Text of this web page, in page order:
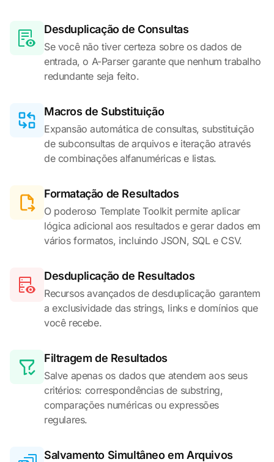
Desduplicação de Consultas
Se você não tiver certeza sobre os dados de
entrada, o A-Parser garante que nenhum trabalho
redundante seja feito.
Macros de Substituição
Expansão automática de consultas, substituição
de subconsultas de arquivos e iteração através
de combinações alfanuméricas e listas.
Formatação de Resultados
O poderoso Template Toolkit permite aplicar
lógica adicional aos resultados e gerar dados em
vários formatos, incluindo JSON, SQL e CSV.
Desduplicação de Resultados
Recursos avançados de desduplicação garantem
a exclusividade das strings, links e domínios que
você recebe.
Filtragem de Resultados
Salve apenas os dados que atendem aos seus
critérios: correspondências de substring,
comparações numéricas ou expressões
regulares.
Salvamento Simultâneo em Arquivos